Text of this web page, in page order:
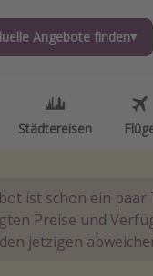
Angebote finden
Städtereisen
ist schon ein paar
Preise und
jetzigen